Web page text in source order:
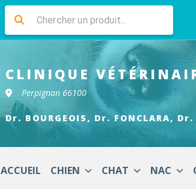
CLINIQUE
Perpignan 66100
Dr. BOURGEOIS, Dr. FONCLARA,
ACCUEIL CHIEN CHAT NAC